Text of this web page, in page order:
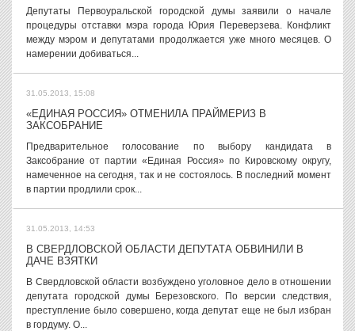
Депутаты Первоуральской городской думы заявили о начале
процедуры отставки мэра города Юрия Переверзева. Конфликт
между мэром и депутатами продолжается уже много месяцев. О
намерении добиваться...
31.05.2013, 15:08
«ЕДИНАЯ РОССИЯ» ОТМЕНИЛА ПРАЙМЕРИЗ В
ЗАКСОБРАНИЕ
Предварительное голосование по выбору кандидата в
Заксобрание от партии «Единая Россия» по Кировскому округу,
намеченное на сегодня, так и не состоялось. В последний момент
в партии продлили срок...
31.05.2013, 14:53
В СВЕРДЛОВСКОЙ ОБЛАСТИ ДЕПУТАТА ОБВИНИЛИ В
ДАЧЕ ВЗЯТКИ
В Свердловской области возбуждено уголовное дело в отношении
депутата городской думы Березовского. По версии следствия,
преступление было совершено, когда депутат еще не был избран
в гордуму. О...